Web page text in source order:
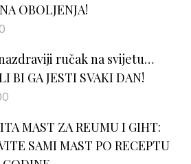
OBOLJENJA!
ručak na svijetu…
BI GA JESTI SVAKI DAN!
MAST ZA REUMU I GIHT:
SAMI MAST PO RECEPTU